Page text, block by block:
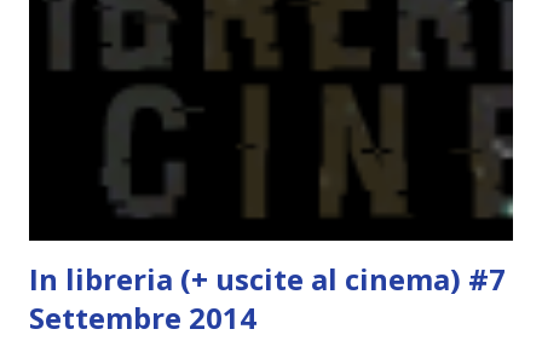
Pirati di Orlando. Mi feci degli amici eccome: una masnada di
bambini dell'asilo. Non fu un gran passo avanti, se l'obiettivo
era inserirmi fra i coetanei. Fu soprattutto perché come
statura sovrastavo tutti gli altri giocatori se quell'anno per
un pelo non entrai nella formazione ufficiale. Qu...
In libreria (+ uscite al cinema) #7
Settembre 2014